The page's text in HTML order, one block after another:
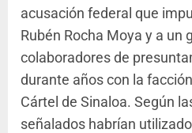
acusación federal que
Rubén Rocha Moya y a un
colaboradores de
durante años con la
Cártel de Sinaloa. Según
señalados habrían